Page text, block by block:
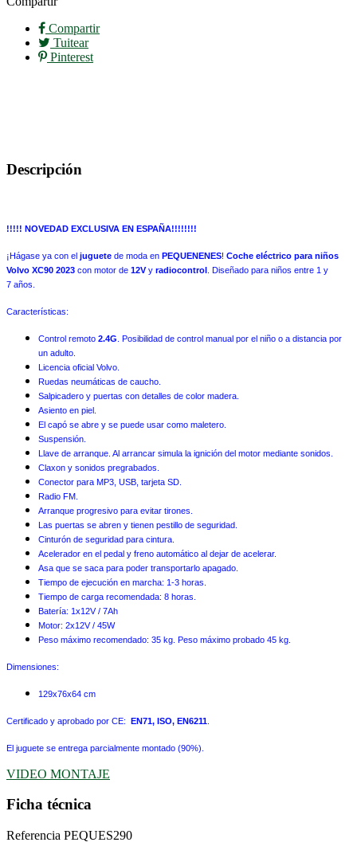
Compartir
Tuitear
Pinterest
Descripción
!!!!! NOVEDAD EXCLUSIVA EN ESPAÑA!!!!!!!!
¡Hágase ya con el juguete de moda en PEQUENENES! Coche eléctrico para niños
Volvo XC90 2023 con motor de 12Vy radiocontrol . Diseñado para niños entre 1 y
7 años.
Características:
Control remoto 2.4G . Posibilidad de control manual por el niño o a distancia por
un adulto.
Licencia oficial Volvo.
Ruedas neumáticas de caucho.
Salpicadero y puertas con detalles de color madera.
Asiento en piel.
El capó se abre y se puede usar como maletero.
Suspensión.
Llave de arranque. Al arrancar simula la ignición del motor mediante sonidos.
Claxon y sonidos pregrabados.
Conector para MP3, USB, tarjeta SD.
Radio FM.
Arranque progresivo para evitar tirones.
Las puertas se abren y tienen pestillo de seguridad.
Cinturón de seguridad para cintura.
Acelerador en el pedal y freno automático al dejar de acelerar.
Asa que se saca para poder transportarlo apagado.
Tiempo de ejecución en marcha: 1-3 horas.
Tiempo de carga recomendada: 8 horas.
Batería: 1x12V / 7Ah
Motor: 2x12V / 45W
Peso máximo recomendado: 35 kg. Peso máximo probado 45 kg.
Dimensiones:
129x76x64 cm
Certificado y aprobado por CE: EN71, ISO, EN6211
El juguete se entrega parcialmente montado (90%).
VIDEO MONTAJE
Ficha técnica
Referencia PEQUES290